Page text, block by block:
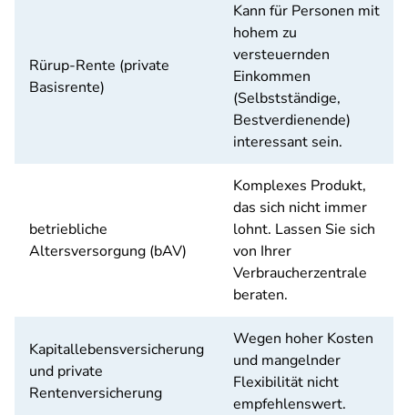
Rürup-Rente (private
Basisrente)
Kann für Personen mit
hohem zu
versteuernden
Einkommen
(Selbstständige,
Bestverdienende)
interessant sein.
betriebliche
Altersversorgung (bAV)
Komplexes Produkt,
das sich nicht immer
lohnt. Lassen Sie sich
von Ihrer
Verbraucherzentrale
beraten.
Kapitallebensversicherung
und private
Rentenversicherung
Wegen hoher Kosten
und mangelnder
Flexibilität nicht
empfehlenswert.